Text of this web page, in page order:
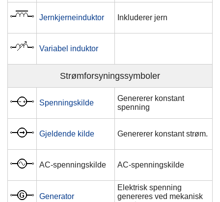
Jernkjerneinduktor Inkluderer jern
Variabel induktor
Strømforsyningssymboler
Spenningskilde
Genererer konstant
spenning
Gjeldende kilde Genererer konstant strøm.
AC-spenningskilde AC-spenningskilde
Generator
Elektrisk spenning
genereres ved mekanisk